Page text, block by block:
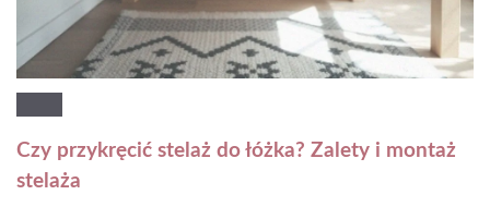
Czy przykręcić stelaż do łóżka? Zalety i montaż
stelaża